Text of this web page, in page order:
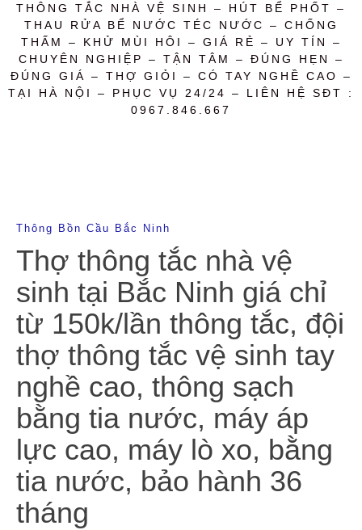
THÔNG TẮC NHÀ VỆ SINH – HÚT BỂ PHỐT –
THAU RỬA BỂ NƯỚC TÉC NƯỚC – CHỐNG
THẤM – KHỬ MÙI HÔI – GIÁ RẺ – UY TÍN –
CHUYÊN NGHIỆP – TẬN TÂM – ĐÚNG HẸN –
ĐÚNG GIÁ – THỢ GIỎI – CÓ TAY NGHỀ CAO –
TẠI HÀ NỘI – PHỤC VỤ 24/24 – LIÊN HỆ SĐT :
0967.846.667
Thông Bồn Cầu Bắc Ninh
Thợ thông tắc nhà vệ
sinh tại Bắc Ninh giá chỉ
từ 150k/lần thông tắc, đội
thợ thông tắc vệ sinh tay
nghề cao, thông sạch
bằng tia nước, máy áp
lực cao, máy lò xo, bằng
tia nước, bảo hành 36
tháng